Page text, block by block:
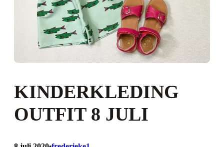
KINDERKLEDING
OUTFIT 8 JULI